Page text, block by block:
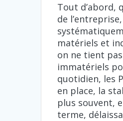
Tout d’abord,
de
matériels et
on ne tient
immatériels
quotidien, les
en place, la
plus souvent,
terme,